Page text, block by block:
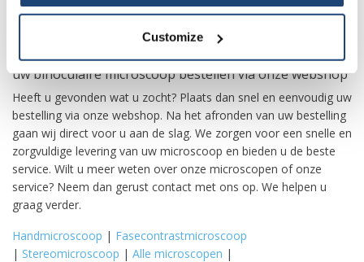
Customize
evenals de accessoires die los aangeschaft dienen te worden.
uw binoculaire microscoop bestellen via onze webshop
Heeft u gevonden wat u zocht? Plaats dan snel en eenvoudig uw
bestelling via onze webshop. Na het afronden van uw bestelling
gaan wij direct voor u aan de slag. We zorgen voor een snelle en
zorgvuldige levering van uw microscoop en bieden u de beste
service. Wilt u meer weten over onze microscopen of onze
service? Neem dan gerust contact met ons op. We helpen u
graag verder.
Handmicroscoop | Fasecontrastmicroscoop
| Stereomicroscoop | Alle microscopen |
€50.00